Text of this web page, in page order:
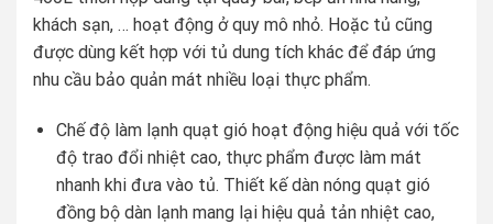
khách sạn, … hoạt động ở quy mô nhỏ. Hoặc tủ cũng
được dùng kết hợp với tủ dung tích khác để đáp ứng
nhu cầu bảo quản mát nhiều loại thực phẩm.
Chế độ làm lạnh quạt gió hoạt động hiệu quả với tốc
độ trao đổi nhiệt cao, thực phẩm được làm mát
nhanh khi đưa vào tủ. Thiết kế dàn nóng quạt gió
đồng bộ dàn lạnh mang lại hiệu quả tản nhiệt cao,